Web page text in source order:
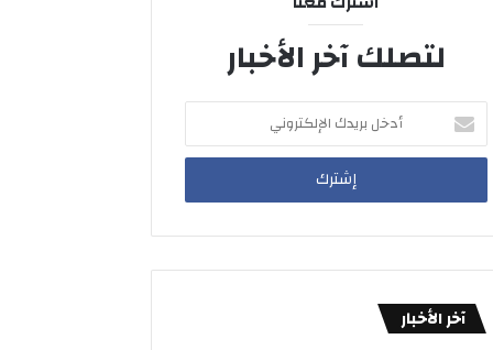
لتصلك آخر الأخبار
أدخل
بريدك
الإلكتروني
آخر الأخبار